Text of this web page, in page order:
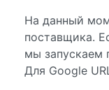
На данный
поставщика.
мы запускаем
Для Google